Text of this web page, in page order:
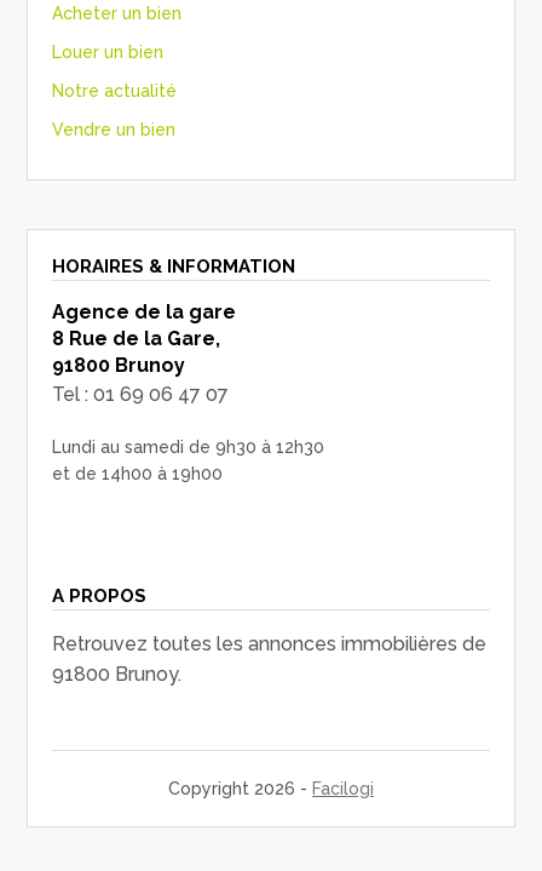
Acheter un bien
Louer un bien
Notre actualité
Vendre un bien
HORAIRES & INFORMATION
Agence de la gare
8 Rue de la Gare,
91800 Brunoy
Tel : 01 69 06 47 07
Lundi au samedi de 9h30 à 12h30
et de 14h00 à 19h00
A PROPOS
Retrouvez toutes les annonces immobilières de
91800 Brunoy.
Copyright 2026 - Facilogi